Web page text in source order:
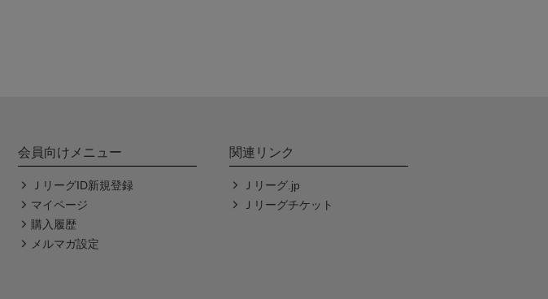
会員向けメニュー
ＪリーグID新規登録
マイページ
購入履歴
メルマガ設定
関連リンク
Ｊリーグ.jp
Ｊリーグチケット